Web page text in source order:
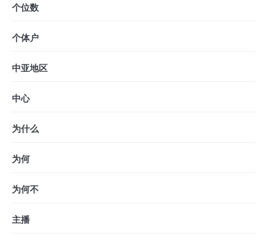
个位数
个体户
中亚地区
中心
为什么
为何
为何不
主播